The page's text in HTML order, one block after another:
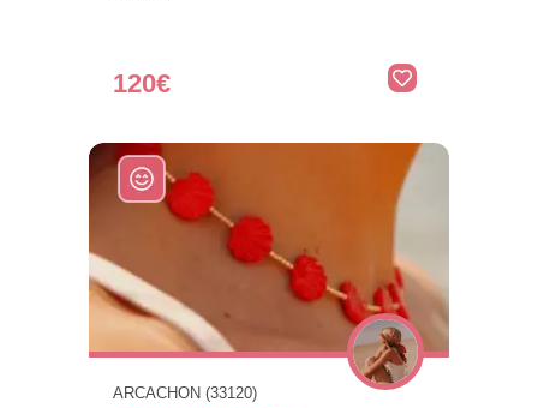
120€
ARCACHON (33120)